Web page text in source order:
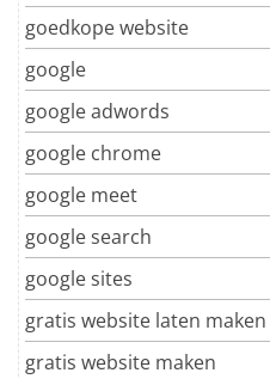
goedkope website
google
google adwords
google chrome
google meet
google search
google sites
gratis website laten maken
gratis website maken